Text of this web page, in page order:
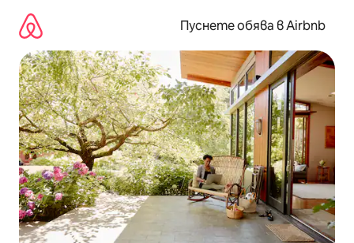
съдържанието
Пуснете обява в Airbnb